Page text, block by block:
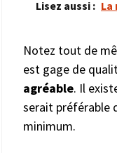
Lisez aussi : La
Notez tout de
est gage de
agréable. Il
serait préférable
minimum.